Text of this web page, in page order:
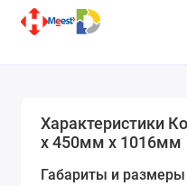
Характеристики
x 450мм x 1016мм
Габариты и размеры